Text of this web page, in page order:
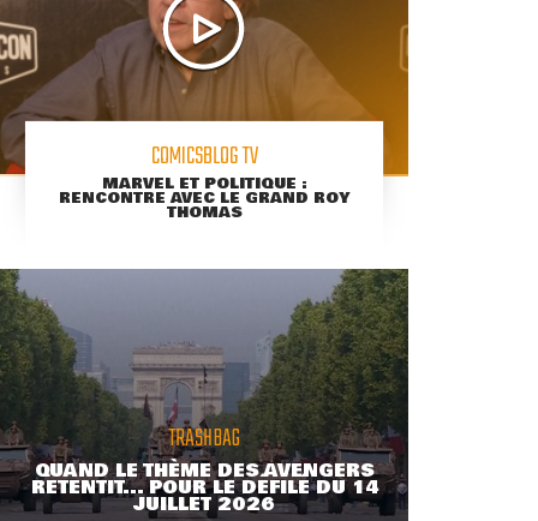
COMICSBLOG TV
MARVEL ET POLITIQUE :
RENCONTRE AVEC LE GRAND ROY
THOMAS
TRASHBAG
QUAND LE THÈME DES AVENGERS
RETENTIT... POUR LE DÉFILÉ DU 14
JUILLET 2026